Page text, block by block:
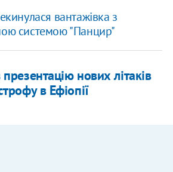
вантажівка з
системою "Панцир"
нових літаків
в Ефіопії